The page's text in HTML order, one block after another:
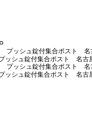
ッシュ錠付集合ポスト 名古
ッシュ錠付集合ポスト 名古